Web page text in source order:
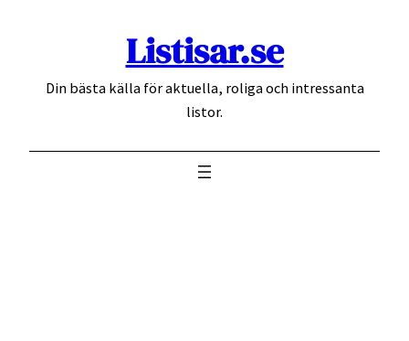
Listisar.se
Din bästa källa för aktuella, roliga och intressanta
listor.